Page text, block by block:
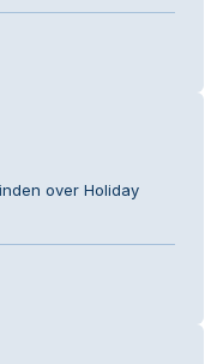
over Holiday